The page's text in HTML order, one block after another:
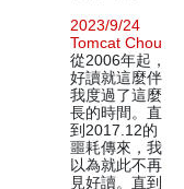
2023/9/24
Tomcat Chou
從2006年起，
好讀就這麼伴
我度過了這麼
長的時間。直
到2017.12的
噩耗傳來，我
以為就此不再
見好讀。直到